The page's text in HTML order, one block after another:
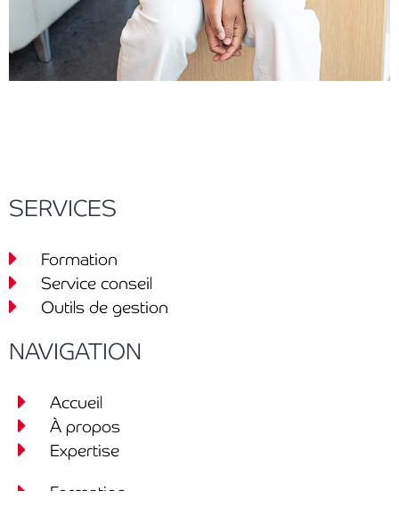
SERVICES
Formation
Service conseil
Outils de gestion
NAVIGATION
Accueil
À propos
Expertise
Formation